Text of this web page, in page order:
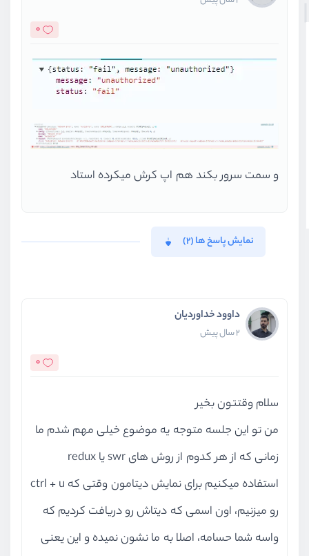
0
و سمت سرور بکند هم اپ کرش میکرده استاد
نمایش پاسخ ها (2)
داوود خداوردیان
2 سال پیش
0
سلام وقتتون بخیر
من تو این جلسه متوجه یه موضوع خیلی مهم شدم ما
زمانی که از هر کدوم از روش های swr یا redux
استفاده میکنیم برای نمایش دیتامون وقتی که ctrl + u
رو میزنیم، اون اسمی که دیتاش رو دریافت کردیم که
واسه شما حسامه، اصلا به ما نشون نمیده و این یعنی